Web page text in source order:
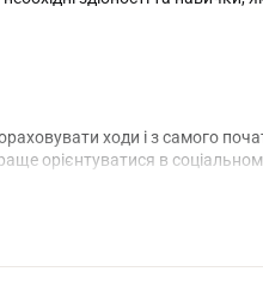
ходи і з самого
орієнтуватися в